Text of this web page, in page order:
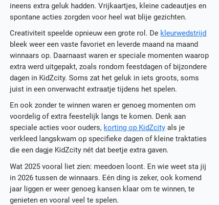
ineens extra geluk hadden. Vrijkaartjes, kleine cadeautjes en
spontane acties zorgden voor heel wat blije gezichten.
Creativiteit speelde opnieuw een grote rol. De kleurwedstrijd
bleek weer een vaste favoriet en leverde maand na maand
winnaars op. Daarnaast waren er speciale momenten waarop
extra werd uitgepakt, zoals rondom feestdagen of bijzondere
dagen in KidZcity. Soms zat het geluk in iets groots, soms
juist in een onverwacht extraatje tijdens het spelen.
En ook zonder te winnen waren er genoeg momenten om
voordelig of extra feestelijk langs te komen. Denk aan
speciale acties voor ouders, korting op KidZcity als je
verkleed langskwam op specifieke dagen of kleine traktaties
die een dagje KidZcity nét dat beetje extra gaven.
Wat 2025 vooral liet zien: meedoen loont. En wie weet sta jij
in 2026 tussen de winnaars. Eén ding is zeker, ook komend
jaar liggen er weer genoeg kansen klaar om te winnen, te
genieten en vooral veel te spelen.